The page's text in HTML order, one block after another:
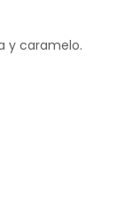
y caramelo.